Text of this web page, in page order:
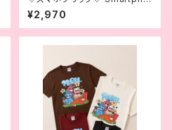
ne Grip♡
¥2,970